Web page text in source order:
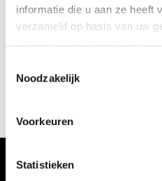
informatie die u aan ze heeft
verzameld op basis van uw
Noodzakelijk
Voorkeuren
Statistieken
Woestduin
Woestduin vormt samen met
aaneengesloten complex van
eerste renbaan van Nederland